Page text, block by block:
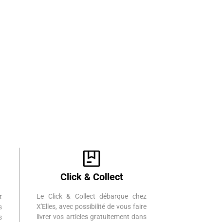
Click & Collect
Le Click & Collect débarque chez
X'Elles, avec possibilité de vous faire
livrer vos articles gratuitement dans